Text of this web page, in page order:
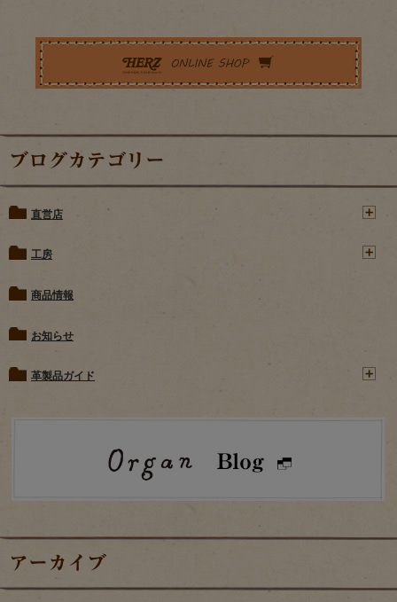
ブログカテゴリー
直営店
工房
商品情報
お知らせ
革製品ガイド
アーカイブ